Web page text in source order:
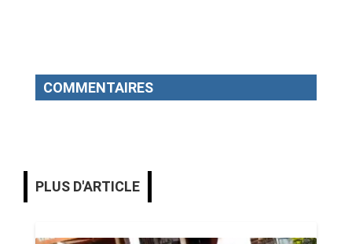
COMMENTAIRES
PLUS D'ARTICLE